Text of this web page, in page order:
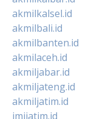
akmilkalsel.id
akmilbali.id
akmilbanten.id
akmilaceh.id
akmiljabar.id
akmiljateng.id
akmiljatim.id
imijatim.id